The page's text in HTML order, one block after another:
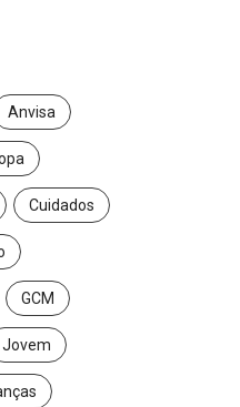
Anvisa
Cuidados
GCM
Jovem